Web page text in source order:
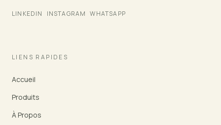
LINKEDIN INSTAGRAM WHATSAPP
LIENS RAPIDES
Accueil
Produits
À Propos